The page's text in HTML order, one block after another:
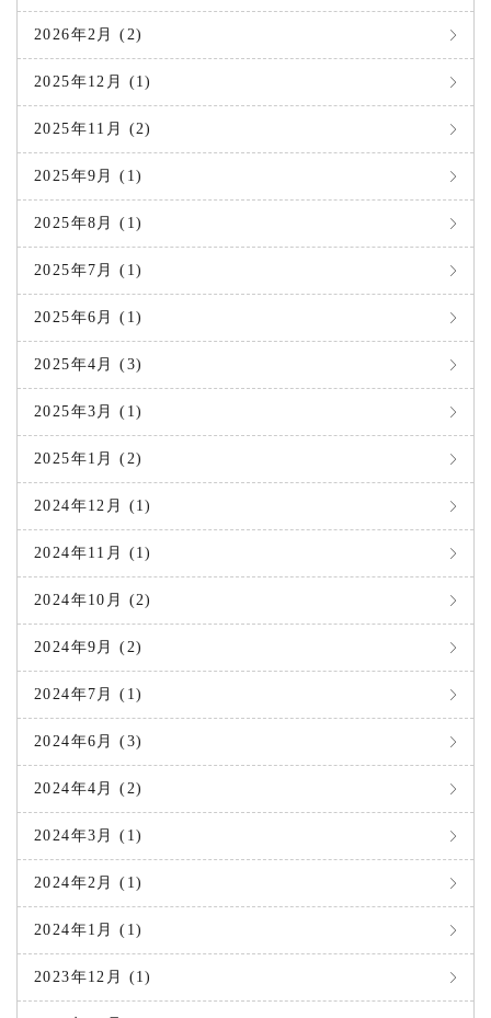
2026年2月 (2)
2025年12月 (1)
2025年11月 (2)
2025年9月 (1)
2025年8月 (1)
2025年7月 (1)
2025年6月 (1)
2025年4月 (3)
2025年3月 (1)
2025年1月 (2)
2024年12月 (1)
2024年11月 (1)
2024年10月 (2)
2024年9月 (2)
2024年7月 (1)
2024年6月 (3)
2024年4月 (2)
2024年3月 (1)
2024年2月 (1)
2024年1月 (1)
2023年12月 (1)